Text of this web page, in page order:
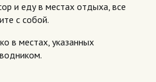
и еду в местах отдыха, все
с собой.
в местах, указанных